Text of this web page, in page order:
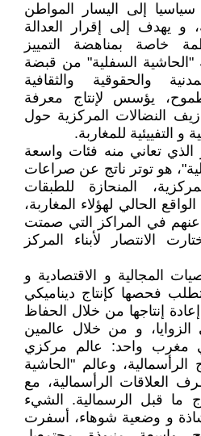
سياسيا إلى اليسار المواطن
و يهدف إلى إقرار العدالة
خاصة بمناهضة التمييز
"الحاشية السفلية" من قبضة
والحقوقية والثقافية
يؤسس لإنتاج معرفة
النضالات المركزية حول
و التفييئية للمغاربة.
الذي تعاني منه فئات واسعة
هو توتر ناتج عن صراعات
المنحازة للطبقات
الحالي لهؤلاء المغاربة،
عنهم في المراكز التي صمتت
الانتصار لأبناء المركز
المجالية و الاقتصادية و
تتطلب فحصها كإنتاج ديناميكي
إنتاجها من خلال الحفاظ
الزوايا، و من خلال عالمين
مغرب واحد: عالم مركزي
وعالم "الحاشية
العلاقات الرأسمالية، مع
ما قبل الرسمالية. الشيء
و وضعية شوهاء، أسفرت